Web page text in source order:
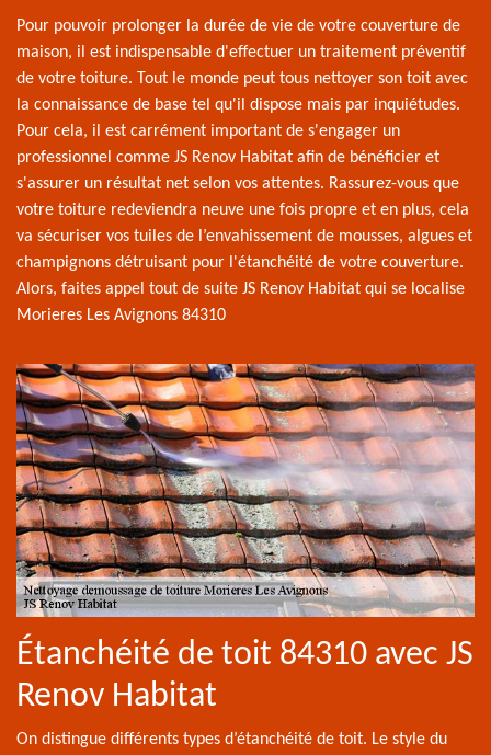
Pour pouvoir prolonger la durée de vie de votre couverture de
maison, il est indispensable d'effectuer un traitement préventif
de votre toiture. Tout le monde peut tous nettoyer son toit avec
la connaissance de base tel qu'il dispose mais par inquiétudes.
Pour cela, il est carrément important de s'engager un
professionnel comme JS Renov Habitat afin de bénéficier et
s'assurer un résultat net selon vos attentes. Rassurez-vous que
votre toiture redeviendra neuve une fois propre et en plus, cela
va sécuriser vos tuiles de l’envahissement de mousses, algues et
champignons détruisant pour l'étanchéité de votre couverture.
Alors, faites appel tout de suite JS Renov Habitat qui se localise
Morieres Les Avignons 84310
Étanchéité de toit 84310 avec JS
Renov Habitat
On distingue différents types d’étanchéité de toit. Le style du